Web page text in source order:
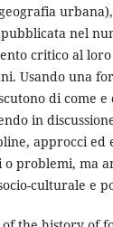
nel
critico al
Usando una
di come
in
approcci ed
problemi, ma
culturale e